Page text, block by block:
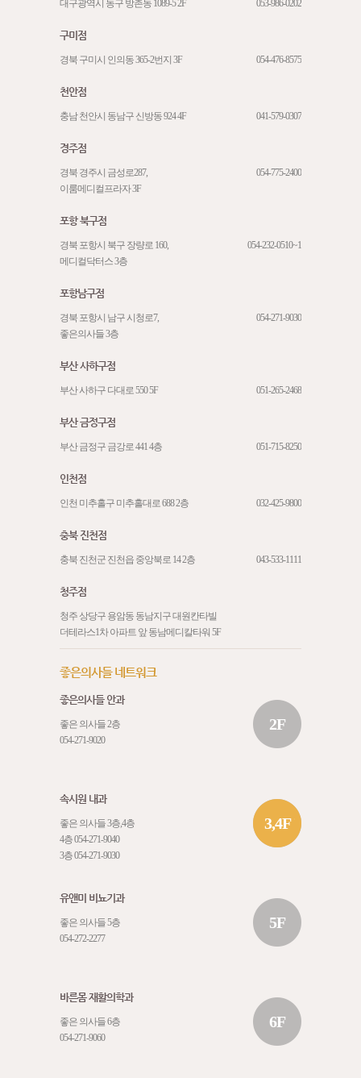
대구광역시 동구 방촌동 1089-5 2F 053-986-0202
구미점
경북 구미시 인의동 365-2번지 3F 054-476-8575
천안점
충남 천안시 동남구 신방동 924 4F 041-579-0307
경주점
경북 경주시 금성로287,
이룸메디컬프라자 3F
054-775-2400
포항 북구점
경북 포항시 북구 장량로 160,
메디컬닥터스 3층
054-232-0510~1
포항남구점
경북 포항시 남구 시청로7,
좋은의사들 3층
054-271-9030
부산 사하구점
부산 사하구 다대로 550 5F 051-265-2468
부산 금정구점
부산 금정구 금강로 441 4층 051-715-8250
인천점
인천 미추홀구 미추홀대로 688 2층 032-425-9800
충북 진천점
충북 진천군 진천읍 중앙북로 14 2층 043-533-1111
청주점
청주 상당구 용암동 동남지구 대원칸타빌
더테라스1차 아파트 앞 동남메디칼타워 5F
좋은의사들 네트워크
좋은의사들 안과
좋은 의사들 2층
054-271-9020
2F
속시원 내과
좋은 의사들 3층,4층
4층054-271-9040
3층054-271-9030
3,4F
유앤미 비뇨기과
좋은 의사들 5층
054-272-2277
5F
바른몸 재활의학과
좋은 의사들 6층
054-271-9060
6F